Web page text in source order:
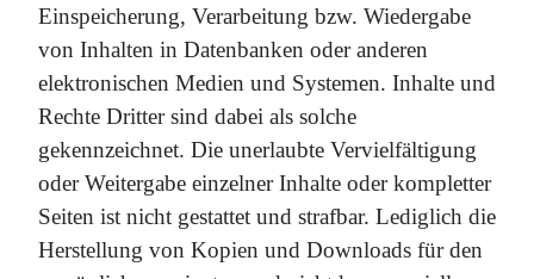
Einspeicherung, Verarbeitung bzw. Wiedergabe
von Inhalten in Datenbanken oder anderen
elektronischen Medien und Systemen. Inhalte und
Rechte Dritter sind dabei als solche
gekennzeichnet. Die unerlaubte Vervielfältigung
oder Weitergabe einzelner Inhalte oder kompletter
Seiten ist nicht gestattet und strafbar. Lediglich die
Herstellung von Kopien und Downloads für den